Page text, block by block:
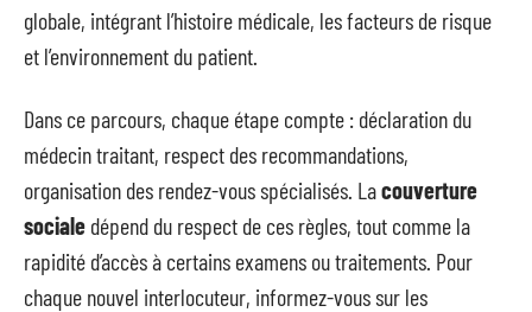
globale, intégrant l’histoire médicale, les facteurs de risque
et l’environnement du patient.
Dans ce parcours, chaque étape compte : déclaration du
médecin traitant, respect des recommandations,
organisation des rendez-vous spécialisés. Lacouverture
sociale dépend du respect de ces règles, tout comme la
rapidité d’accès à certains examens ou traitements. Pour
chaque nouvel interlocuteur, informez-vous sur les